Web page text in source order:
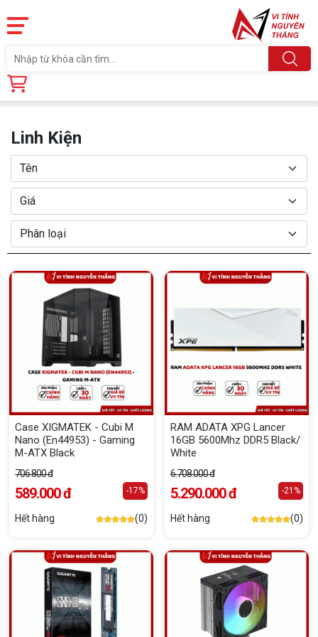
Trang chủ
Linh Kiện
Case XIGMATEK - Cubi M
Nano (En44953) - Gaming
M-ATX Black
706.800 đ
589.000 đ -17%
Hết hàng (0)
RAM ADATA XPG Lancer
16GB 5600Mhz DDR5 Black/
White
6.708.000 đ
5.290.000 đ -21%
Hết hàng (0)